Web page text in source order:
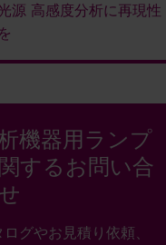
源 高感度分析に再現性
機器用ランプ
するお問い合
グやお見積り依頼、